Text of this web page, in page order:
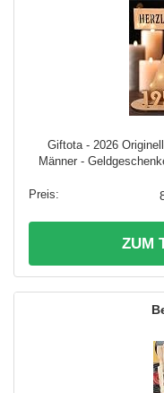
Giftota - 2026
Männer -
ZUM